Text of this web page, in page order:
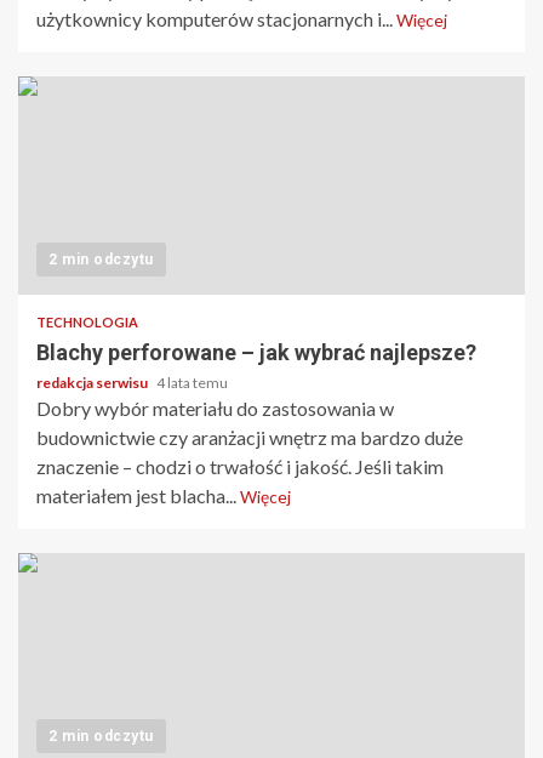
użytkownicy komputerów stacjonarnych i...Więcej
2 min odczytu
TECHNOLOGIA
Blachy perforowane – jak wybrać najlepsze?
redakcja serwisu 4 lata temu
Dobry wybór materiału do zastosowania w
budownictwie czy aranżacji wnętrz ma bardzo duże
znaczenie – chodzi o trwałość i jakość. Jeśli takim
materiałem jest blacha...Więcej
2 min odczytu